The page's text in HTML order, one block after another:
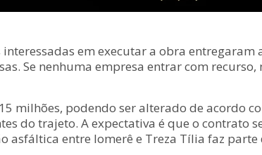
em executar a obra entregaram
Se nenhuma empresa entrar com recurso,
milhões, podendo ser alterado de acordo
do trajeto. A expectativa é que o contrato
entre Iomerê e Treza Tília faz parte